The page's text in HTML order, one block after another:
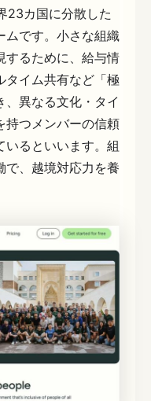
23カ国に分散した
ムです。小さな組織
するために、給与情
タイム共有など「極
、異なる文化・タイ
持つメンバーの信頼
いるといいます。組
で、越境対応力を養